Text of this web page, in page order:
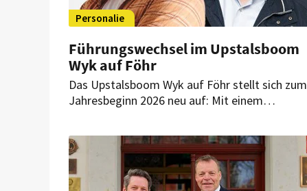
Personalie
Führungswechsel im Upstalsboom
Wyk auf Föhr
Das Upstalsboom Wyk auf Föhr stellt sich zum
Jahresbeginn 2026 neu auf: Mit einem
Übergangsphase will das Haus auf
Professionalität, Kontinuität und gezielte
Nachwuchsförderung setzen.